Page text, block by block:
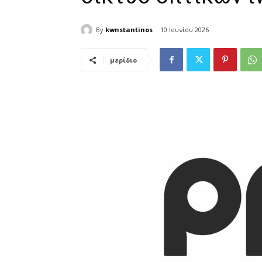
By kwnstantinos 10 Ιουνίου 2026
μερίδιο